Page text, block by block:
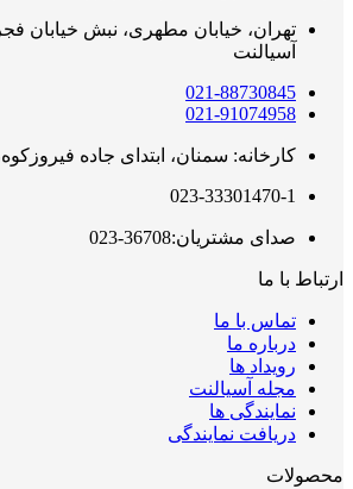
آسیالنت
021-88730845
021-91074958
کارخانه: سمنان، ابتدای جاده
023-33301470-1
صدای مشتریان:36708-023
ارتباط با ما
تماس با ما
درباره ما
رویداد ها
مجله آسیالنت
نمایندگی ها
دریافت نمایندگی
محصولات